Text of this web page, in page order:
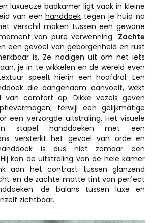
luxueuze badkamer ligt vaak in kleine
van eenhanddoek tegen je huid na
verschil maken tussen een gewone
van pure verwenning. Zachte
een gevoel van geborgenheid en rust
is. Ze nodigen uit om net iets
je in te wikkelen en de wereld even
speelt hierin een hoofdrol. Een
die aangenaam aanvoelt, wekt
van comfort op. Dikke vezels geven
terwijl een gelijkmatige
een verzorgde uitstraling. Het visuele
stapel handdoeken met een
versterkt het gevoel van orde en
is dus niet zomaar een
kan de uitstraling van de hele kamer
aan het contrast tussen glanzend
en de zachte matte tint van perfect
de balans tussen luxe en
zichtbaar.